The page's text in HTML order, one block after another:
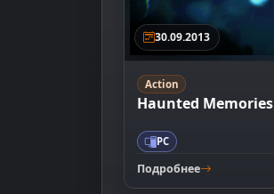
30.09.2013
Action
Haunted Memories
PC
Подробнее